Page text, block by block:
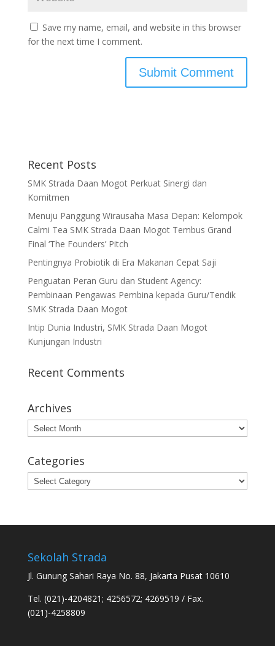
Save my name, email, and website in this browser
for the next time I comment.
Recent Posts
SMK Strada Daan Mogot Perkuat Sinergi dan
Komitmen
Menuju Panggung Wirausaha Masa Depan: Kelompok
Calmi Tea SMK Strada Daan Mogot Tembus Grand
Final ‘The Founders’ Pitch
Pentingnya Probiotik di Era Makanan Cepat Saji
Penguatan Peran Guru dan Student Agency:
Pembinaan Pengawas Pembina kepada Guru/Tendik
SMK Strada Daan Mogot
Intip Dunia Industri, SMK Strada Daan Mogot
Kunjungan Industri
Recent Comments
Archives
Archives
Categories
Categories
Sekolah Strada
Jl. Gunung Sahari Raya No. 88, Jakarta Pusat 10610
Tel. (021)-4204821; 4256572; 4269519 / Fax.
(021)-4258809